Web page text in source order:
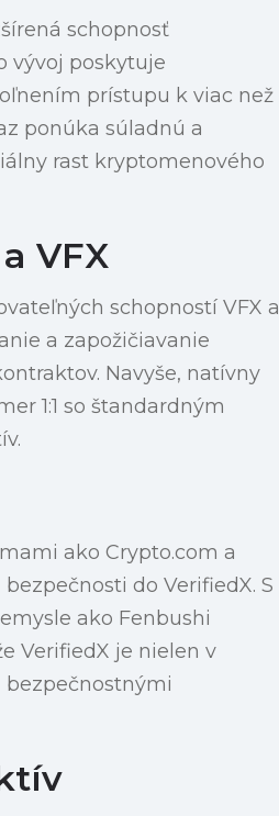
schopnosť
vývoj poskytuje
prístupu k viac než
ponúka súladnú a
rast kryptomenového
VFX
schopností VFX a
a zapožičiavanie
Navyše, natívny
1:1 so štandardným
ako Crypto.com a
do VerifiedX. S
ako Fenbushi
VerifiedX je nielen v
bezpečnostnými